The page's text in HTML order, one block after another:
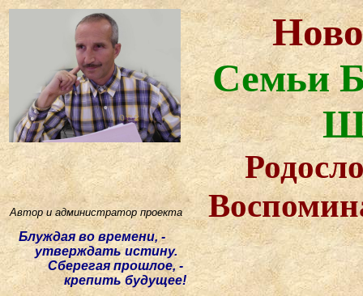
Семьи
Автор и администратор проекта
Блуждая во времени, -
утверждать истину.
Сберегая прошлое, -
крепить будущее!